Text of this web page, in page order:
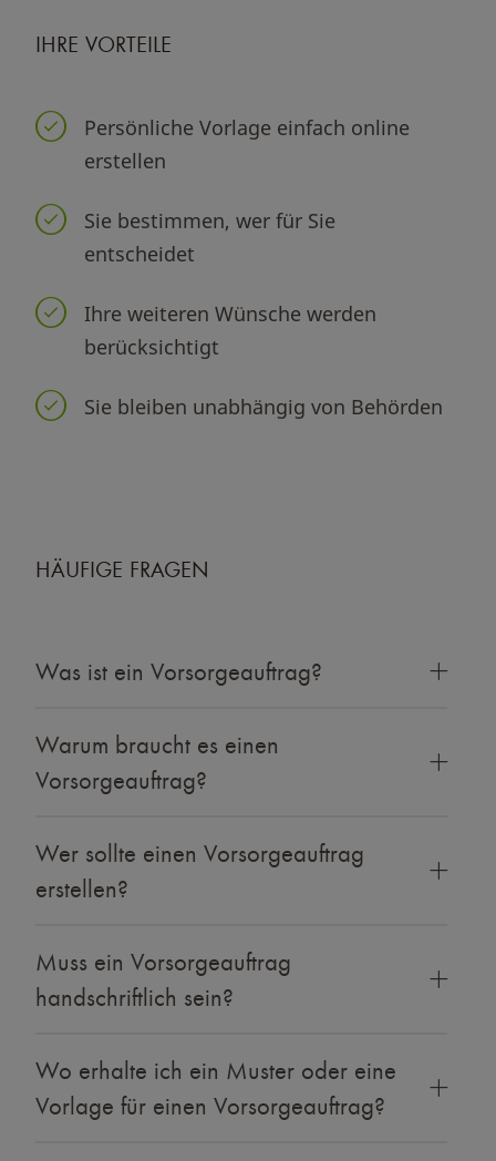
IHRE VORTEILE
Persönliche Vorlage einfach online
erstellen
Sie bestimmen, wer für Sie
entscheidet
Ihre weiteren Wünsche werden
berücksichtigt
Sie bleiben unabhängig von Behörden
HÄUFIGE FRAGEN
Was ist ein Vorsorgeauftrag?
Warum braucht es einen
Vorsorgeauftrag?
Wer sollte einen Vorsorgeauftrag
erstellen?
Muss ein Vorsorgeauftrag
handschriftlich sein?
Wo erhalte ich ein Muster oder eine
Vorlage für einen Vorsorgeauftrag?